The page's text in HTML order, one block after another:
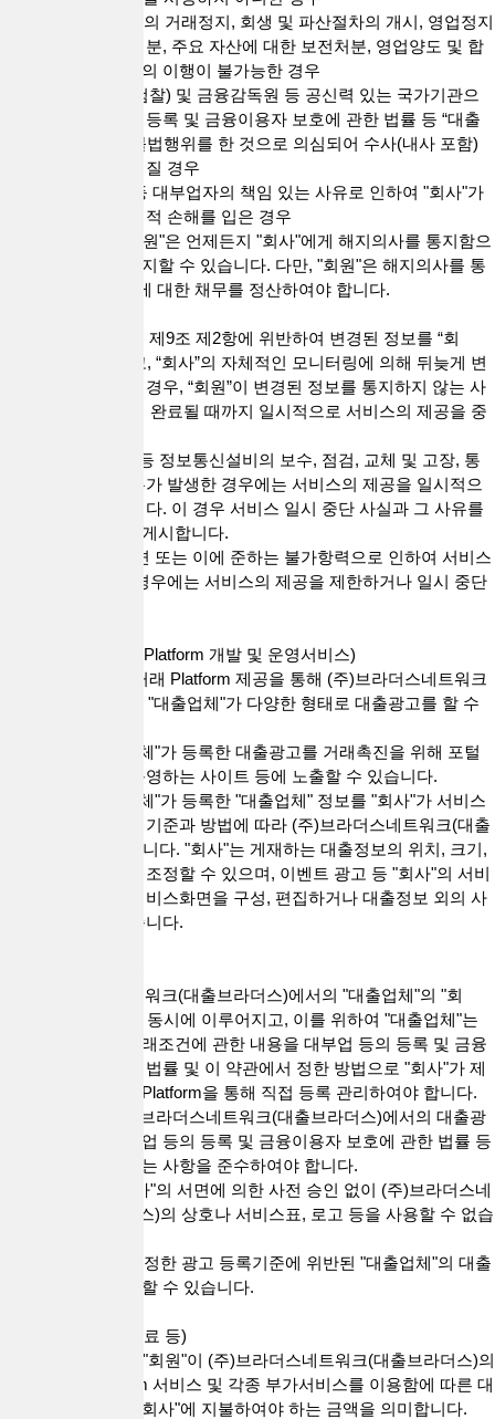
2) 부도 등 금융기관의 거래정지, 회생 및 파산절차의 개시, 영업정지
및 취소 등의 행정처분, 주요 자산에 대한 보전처분, 영업양도 및 합
병 등으로 이용계약의 이행이 불가능한 경우
3) 수사기관(경찰, 검찰) 및 금융감독원 등 공신력 있는 국가기관으
로부터 대부업 등의 등록 및 금융이용자 보호에 관한 법률 등 “대출
거래”와 관련하여 불법행위를 한 것으로 의심되어 수사(내사 포함)
및 조사 등이 이루어질 경우
4) 관련 법령 위반 등 대부업자의 책임 있는 사유로 인하여 "회사"가
명예 실추 등 유무형적 손해를 입은 경우
4. "회원"의 해지 "회원"은 언제든지 "회사"에게 해지의사를 통지함으
로써 이용계약을 해지할 수 있습니다. 다만, "회원"은 해지의사를 통
지하기 전에 "회사"에 대한 채무를 정산하여야 합니다.
1) “회사”는 “회원”이 제9조 제2항에 위반하여 변경된 정보를 “회
사”에 통지하지 않고, “회사”의 자체적인 모니터링에 의해 뒤늦게 변
경된 정보를 수정할 경우, “회원”이 변경된 정보를 통지하지 않는 사
유 등에 대한 소명이 완료될 때까지 일시적으로 서비스의 제공을 중
2) “회사”는 컴퓨터 등 정보통신설비의 보수, 점검, 교체 및 고장, 통
신의 두절 등의 사유가 발생한 경우에는 서비스의 제공을 일시적으
로 중단할 수 있습니다. 이 경우 서비스 일시 중단 사실과 그 사유를
사이트 공지사항에 게시합니다.
3) “회사"는 천재지변 또는 이에 준하는 불가항력으로 인하여 서비스
를 제공할 수 없는 경우에는 서비스의 제공을 제한하거나 일시 중단
제14조(대출직거래 Platform 개발 및 운영서비스)
1. "회사"는 대출직거래 Platform 제공을 통해 (주)브라더스네트워크
(대출브라더스)에서 "대출업체"가 다양한 형태로 대출광고를 할 수
2. "회사"는 "대출업체"가 등록한 대출광고를 거래촉진을 위해 포털
사이트, 제휴사가 운영하는 사이트 등에 노출할 수 있습니다.
3. "회사"는 "대출업체"가 등록한 "대출업체" 정보를 "회사"가 서비스
제공을 위하여 정한 기준과 방법에 따라 (주)브라더스네트워크(대출
브라더스)에 게재합니다. "회사"는 게재하는 대출정보의 위치, 크기,
배열 등을 결정하고 조정할 수 있으며, 이벤트 광고 등 "회사"의 서비
스를 위하여 해당 서비스화면을 구성, 편집하거나 대출정보 외의 사
항을 게재할 수 있습니다.
1. (주)브라더스네트워크(대출브라더스)에서의 "대출업체"의 "회
원"가입이 완료됨과 동시에 이루어지고, 이를 위하여 "대출업체"는
대출정보 및 대출거래조건에 관한 내용을 대부업 등의 등록 및 금융
이용자 보호에 관한 법률 및 이 약관에서 정한 방법으로 "회사"가 제
공하는 대출직거래 Platform을 통해 직접 등록 관리하여야 합니다.
2."대출업체"는 (주)브라더스네트워크(대출브라더스)에서의 대출광
고와 관련하여 대부업 등의 등록 및 금융이용자 보호에 관한 법률 등
관련 법령이 요구하는 사항을 준수하여야 합니다.
3."대출업체"는 "회사"의 서면에 의한 사전 승인 없이 (주)브라더스네
트워크(대출브라더스)의 상호나 서비스표, 로고 등을 사용할 수 없습
4."회사"는 "회사"가 정한 광고 등록기준에 위반된 "대출업체"의 대출
광고의 전시를 금지할 수 있습니다.
제16조(서비스 이용료 등)
1. 서비스 이용료는 "회원"이 (주)브라더스네트워크(대출브라더스)의
대출직거래 Platform 서비스 및 각종 부가서비스를 이용함에 따른 대
가로 "대출업체"가 "회사"에 지불하여야 하는 금액을 의미합니다.